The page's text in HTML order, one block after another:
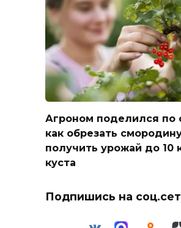
Агроном поделился по
как обрезать
получить урожай до 10
куста
Подпишись на